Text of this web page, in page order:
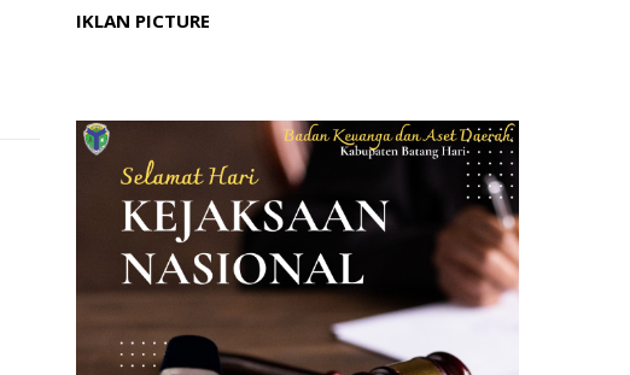
IKLAN PICTURE